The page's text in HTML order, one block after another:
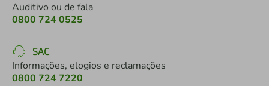
Auditivo ou de fala
0800 724 0525
SAC
Informações, elogios e reclamações
0800 724 7220